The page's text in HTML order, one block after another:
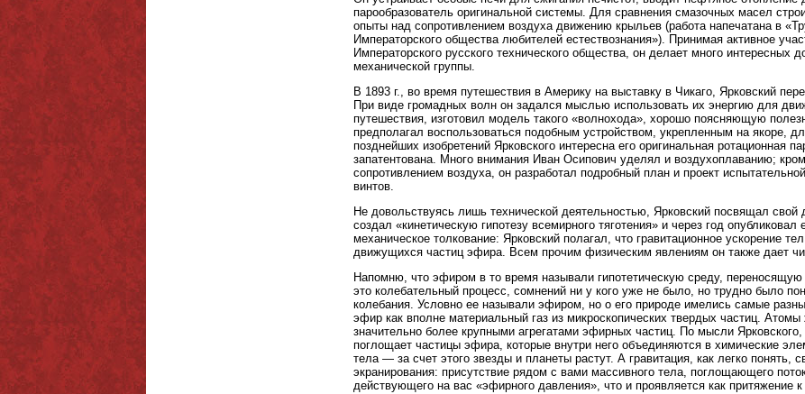
парообразователь оригинальной системы. Для сравнения смазочных масел
опыты над сопротивлением воздуха движению крыльев (работа напечатана в
Императорского общества любителей естествознания»). Принимая активное
Императорского русского технического общества, он делает много интересных
механической группы.
В 1893 г., во время путешествия в Америку на выставку в Чикаго, Ярковский
При виде громадных волн он задался мыслью использовать их энергию для
путешествия, изготовил модель такого «волнохода», хорошо поясняющую
предполагал воспользоваться подобным устройством, укрепленным на якоре,
позднейших изобретений Ярковского интересна его оригинальная ротационная
запатентована. Много внимания Иван Осипович уделял и воздухоплаванию;
сопротивлением воздуха, он разработал подробный план и проект
винтов.
Не довольствуясь лишь технической деятельностью, Ярковский посвящал
создал «кинетическую гипотезу всемирного тяготения» и через год
механическое толкование: Ярковский полагал, что гравитационное ускорение
движущихся частиц эфира. Всем прочим физическим явлениям он также дает
Напомню, что эфиром в то время называли гипотетическую среду,
это колебательный процесс, сомнений ни у кого уже не было, но трудно было
колебания. Условно ее называли эфиром, но о его природе имелись самые
эфир как вполне материальный газ из микроскопических твердых частиц.
значительно более крупными агрегатами эфирных частиц. По мысли
поглощает частицы эфира, которые внутри него объединяются в химические
тела — за счет этого звезды и планеты растут. А гравитация, как легко понять,
экранирования: присутствие рядом с вами массивного тела, поглощающего
действующего на вас «эфирного давления», что и проявляется как притяжение